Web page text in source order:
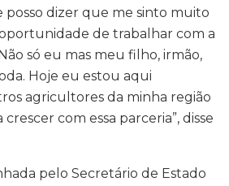
posso dizer que me sinto muito
de trabalhar com a
só eu mas meu filho, irmão,
Hoje eu estou aqui
agricultores da minha região
com essa parceria”, disse
pelo Secretário de Estado